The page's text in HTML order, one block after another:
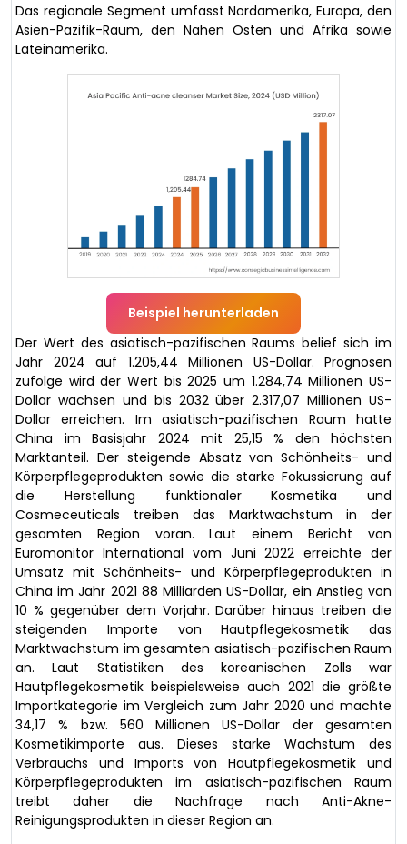
Das regionale Segment umfasst Nordamerika, Europa, den
Asien-Pazifik-Raum, den Nahen Osten und Afrika sowie
Lateinamerika.
Beispiel herunterladen
Der Wert des asiatisch-pazifischen Raums belief sich im
Jahr 2024 auf 1.205,44 Millionen US-Dollar. Prognosen
zufolge wird der Wert bis 2025 um 1.284,74 Millionen US-
Dollar wachsen und bis 2032 über 2.317,07 Millionen US-
Dollar erreichen. Im asiatisch-pazifischen Raum hatte
China im Basisjahr 2024 mit 25,15 % den höchsten
Marktanteil. Der steigende Absatz von Schönheits- und
Körperpflegeprodukten sowie die starke Fokussierung auf
die Herstellung funktionaler Kosmetika und
Cosmeceuticals treiben das Marktwachstum in der
gesamten Region voran. Laut einem Bericht von
Euromonitor International vom Juni 2022 erreichte der
Umsatz mit Schönheits- und Körperpflegeprodukten in
China im Jahr 2021 88 Milliarden US-Dollar, ein Anstieg von
10 % gegenüber dem Vorjahr. Darüber hinaus treiben die
steigenden Importe von Hautpflegekosmetik das
Marktwachstum im gesamten asiatisch-pazifischen Raum
an. Laut Statistiken des koreanischen Zolls war
Hautpflegekosmetik beispielsweise auch 2021 die größte
Importkategorie im Vergleich zum Jahr 2020 und machte
34,17 % bzw. 560 Millionen US-Dollar der gesamten
Kosmetikimporte aus. Dieses starke Wachstum des
Verbrauchs und Imports von Hautpflegekosmetik und
Körperpflegeprodukten im asiatisch-pazifischen Raum
treibt daher die Nachfrage nach Anti-Akne-
Reinigungsprodukten in dieser Region an.